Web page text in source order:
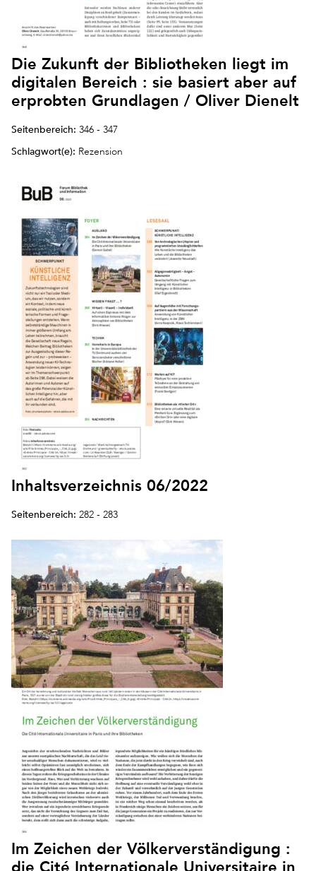
Die Zukunft der Bibliotheken liegt im
digitalen Bereich : sie basiert aber auf
erprobten Grundlagen / Oliver Dienelt
Seitenbereich: 346 - 347
Schlagwort(e): Rezension
Inhaltsverzeichnis 06/2022
Seitenbereich: 282 - 283
Im Zeichen der Völkerverständigung :